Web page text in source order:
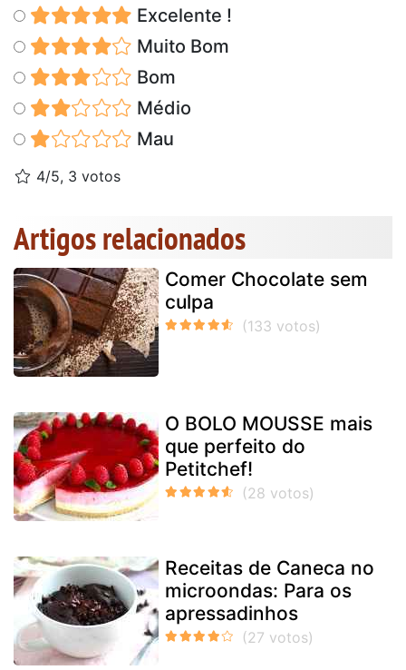
Excelente !
Muito Bom
Bom
Médio
Mau
4/5, 3 votos
Artigos relacionados
Comer Chocolate sem
culpa
O BOLO MOUSSE mais
que perfeito do
Petitchef!
Receitas de Caneca no
microondas: Para os
apressadinhos